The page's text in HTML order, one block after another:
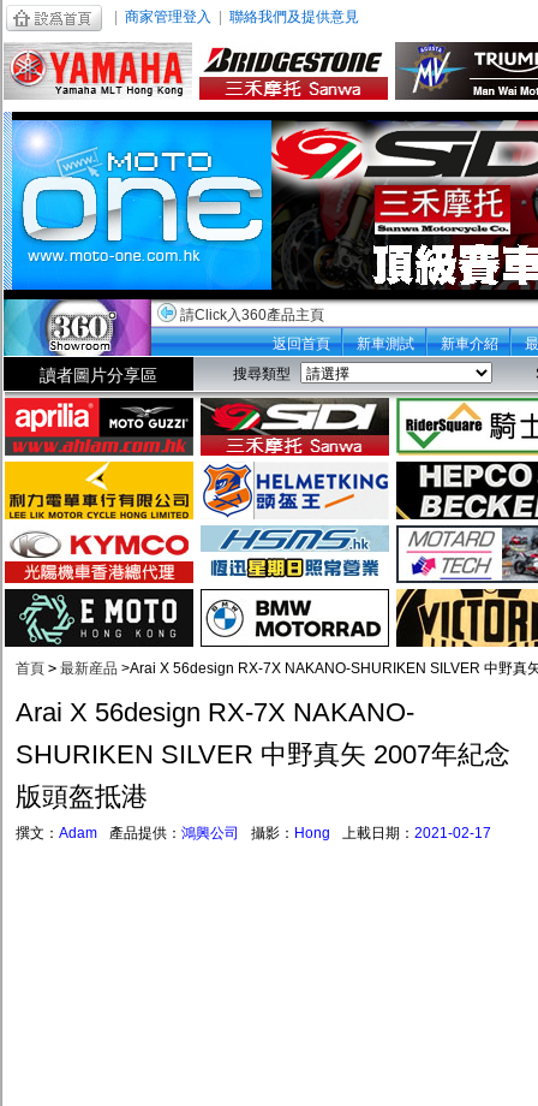
商家管理登入 聯絡我們及提供意見
請Click入360產品主頁
返回首頁
新車測試 新車介紹
讀者圖片分享區 搜尋類型
首頁 > 最新産品 >Arai X 56design RX-7X NAKANO-SHURIKEN SILVER 中野真
Arai X 56design RX-7X NAKANO-
SHURIKEN SILVER 中野真矢 2007年紀念
版頭盔抵港
撰文： Adam 產品提供： 鴻興公司 攝影： Hong 上載日期： 2021-02-17